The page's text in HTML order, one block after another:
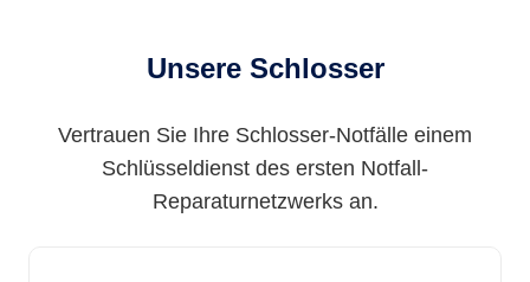
Unsere Schlosser
Vertrauen Sie Ihre Schlosser-Notfälle einem
Schlüsseldienst des ersten Notfall-
Reparaturnetzwerks an.